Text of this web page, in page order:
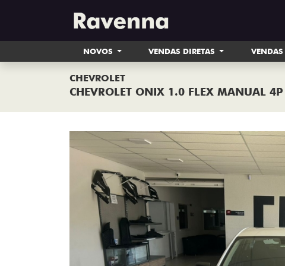
NOVOS VENDAS DIRETAS VENDAS
CHEVROLET
CHEVROLET ONIX 1.0 FLEX MANUAL